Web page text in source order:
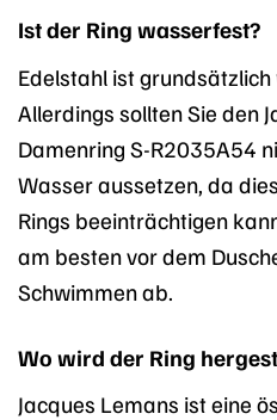
Ist der Ring wasserfest?
Edelstahl ist
Allerdings sollten Sie den
Damenring S-R2035A54
Wasser aussetzen, da
Rings beeinträchtigen
am besten vor dem
Schwimmen ab.
Wo wird der Ring
Jacques Lemans ist eine